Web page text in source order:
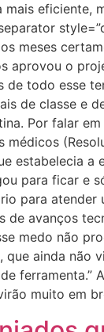
mais eficiente,
meses
aprovou o
de todo esse
de classe e
Por falar
estabelecia a
para ficar e
para atender
de avanços
medo não
ainda não
ferramenta.”
muito em